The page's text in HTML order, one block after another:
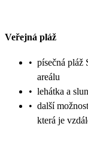
Veřejná pláž
• písečná pláž
areálu
• lehátka a
• další
která je